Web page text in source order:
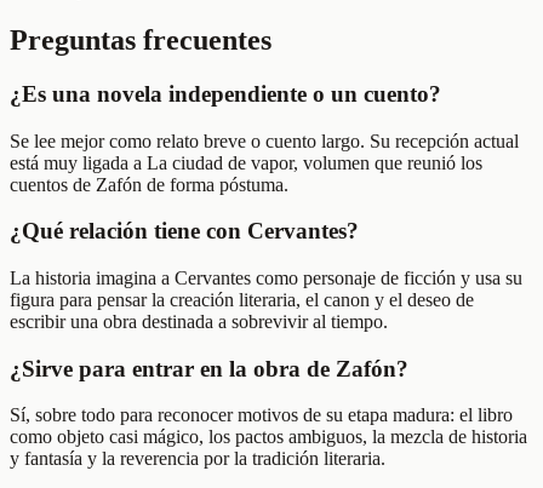
Preguntas frecuentes
¿Es una novela independiente o un cuento?
Se lee mejor como relato breve o cuento largo. Su recepción actual
está muy ligada a La ciudad de vapor, volumen que reunió los
cuentos de Zafón de forma póstuma.
¿Qué relación tiene con Cervantes?
La historia imagina a Cervantes como personaje de ficción y usa su
figura para pensar la creación literaria, el canon y el deseo de
escribir una obra destinada a sobrevivir al tiempo.
¿Sirve para entrar en la obra de Zafón?
Sí, sobre todo para reconocer motivos de su etapa madura: el libro
como objeto casi mágico, los pactos ambiguos, la mezcla de historia
y fantasía y la reverencia por la tradición literaria.